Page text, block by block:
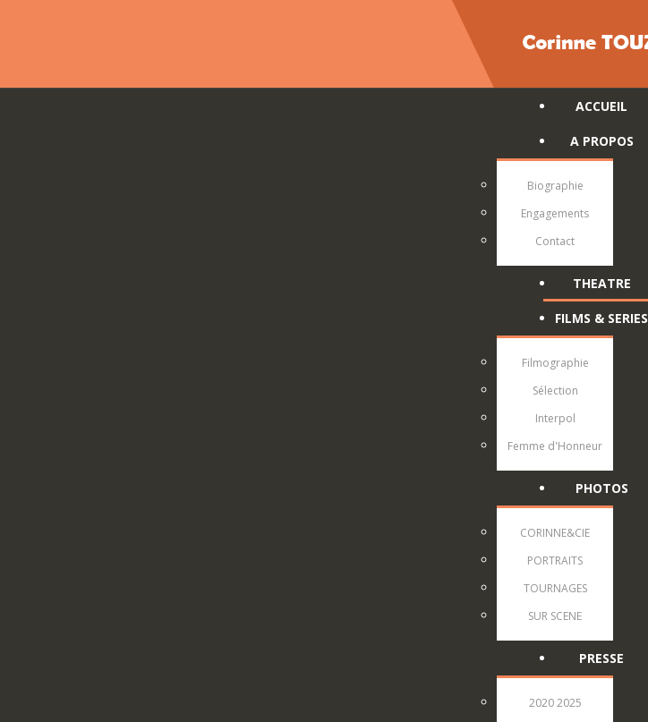
ACCUEIL
A PROPOS
Biographie
Engagements
Contact
THEATRE
FILMS & SERIES
Filmographie
Sélection
Interpol
Femme d'Honneur
PHOTOS
CORINNE&CIE
PORTRAITS
TOURNAGES
SUR SCENE
PRESSE
2020 2025